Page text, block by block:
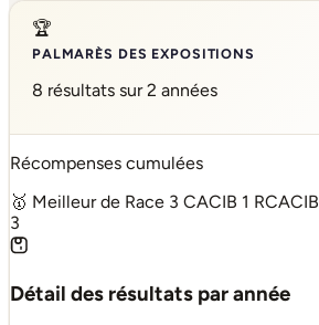
🏆
PALMARÈS DES EXPOSITIONS
8 résultats sur 2 années
Récompenses cumulées
🥇 Meilleur de Race 3 CACIB 1 RCACIB
3
Détail des résultats par année